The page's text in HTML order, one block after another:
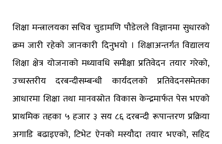
शिक्षा मन्त्रालयका सचिव चुडामणि पौडेलले विज्ञानमा सुधारको
क्रम जारी रहेको जानकारी दिनुभयो । शिक्षाअन्तर्गत विद्यालय
शिक्षा क्षेत्र योजनाको मध्यावधि समीक्षा प्रतिवेदन तयार गरेको,
उच्चस्तरीय दरबन्दीसम्बन्धी कार्यदलको प्रतिवेदनसमेतका
आधारमा शिक्षा तथा मानवस्रोत विकास केन्द्रमार्फत पेस भएको
प्राथमिक तहका ५ हजार ३ सय ८६ दरबन्दी रूपान्तरण प्रक्रिया
अगाडि बढाइएको, टिभेट ऐनको मस्यौदा तयार भएको, सहिद